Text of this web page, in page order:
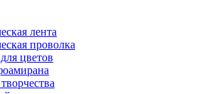
лента
проволка
цветов